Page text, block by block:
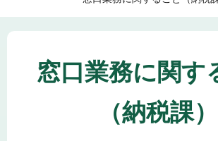
窓口業務に関す
（納税課）